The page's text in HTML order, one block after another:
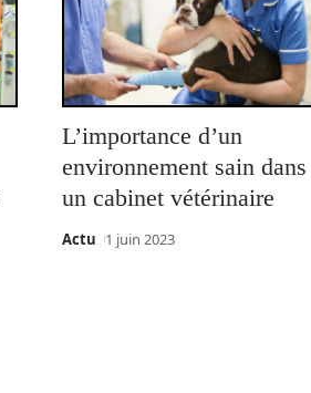
L’importance d’un
environnement sain dans
un cabinet vétérinaire
Actu 1 juin 2023